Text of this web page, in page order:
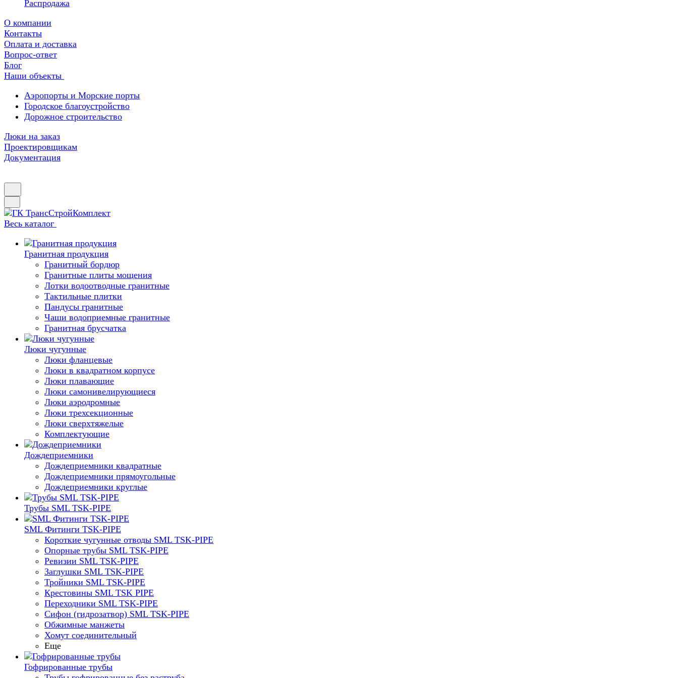
Распродажа
О компании
Контакты
Оплата и доставка
Вопрос-ответ
Блог
Наши объекты
Аэропорты и Морские порты
Городское благоустройство
Дорожное строительство
Люки на заказ
Проектировщикам
Документация
Весь каталог
Гранитная продукция
Гранитный бордюр
Гранитные плиты мощения
Лотки водоотводные гранитные
Тактильные плитки
Пандусы гранитные
Чаши водоприемные гранитные
Гранитная брусчатка
Люки чугунные
Люки фланцевые
Люки в квадратном корпусе
Люки плавающие
Люки самонивелирующиеся
Люки аэродромные
Люки трехсекционные
Люки сверхтяжелые
Комплектующие
Дождеприемники
Дождеприемники квадратные
Дождеприемники прямоугольные
Дождеприемники круглые
Трубы SML TSK-PIPE
SML Фитинги TSK-PIPE
Короткие чугунные отводы SML TSK-PIPE
Опорные трубы SML TSK-PIPE
Ревизии SML TSK-PIPE
Заглушки SML TSK-PIPE
Тройники SML TSK-PIPE
Крестовины SML TSK PIPE
Переходники SML TSK-PIPE
Сифон (гидрозатвор) SML TSK-PIPE
Обжимные манжеты
Хомут соединительный
Еще
Гофрированные трубы